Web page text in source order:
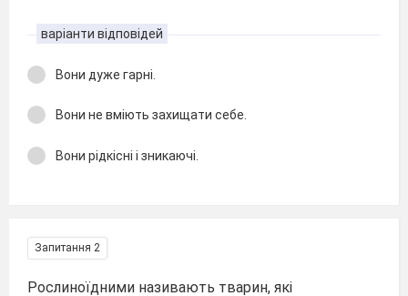
варіанти відповідей
Вони дуже гарні.
Вони не вміють захищати себе.
Вони рідкісні і зникаючі.
Запитання 2
Рослиноїдними називають тварин, які